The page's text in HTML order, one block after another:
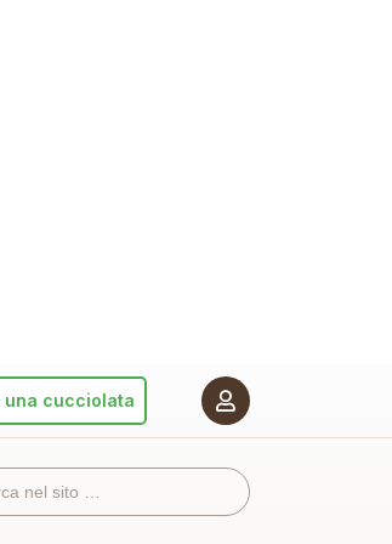
una cucciolata